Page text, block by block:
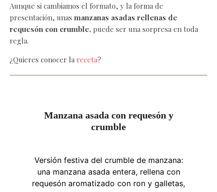
Aunque si cambiamos el formato, y la forma de
presentación, unas manzanas asadas rellenas de
requesón con crumble, puede ser una sorpresa en toda
regla.
¿Quieres conocer la receta?
Manzana asada con requesón y
crumble
Versión festiva del crumble de manzana:
una manzana asada entera, rellena con
requesón aromatizado con ron y galletas,